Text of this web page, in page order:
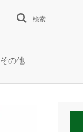
検索
その他